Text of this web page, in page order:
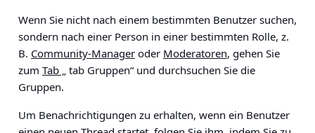
Wenn Sie nicht nach einem bestimmten Benutzer suchen,
sondern nach einer Person in einer bestimmten Rolle, z.
B. Community-Manager oder Moderatoren, gehen Sie
zum Tab „ tab Gruppen“ und durchsuchen Sie die
Gruppen.
Um Benachrichtigungen zu erhalten, wenn ein Benutzer